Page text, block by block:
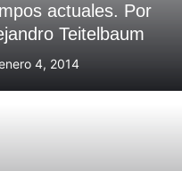
actuales. Por
Teitelbaum
4, 2014